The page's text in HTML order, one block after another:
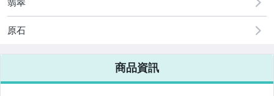
原石
商品資訊